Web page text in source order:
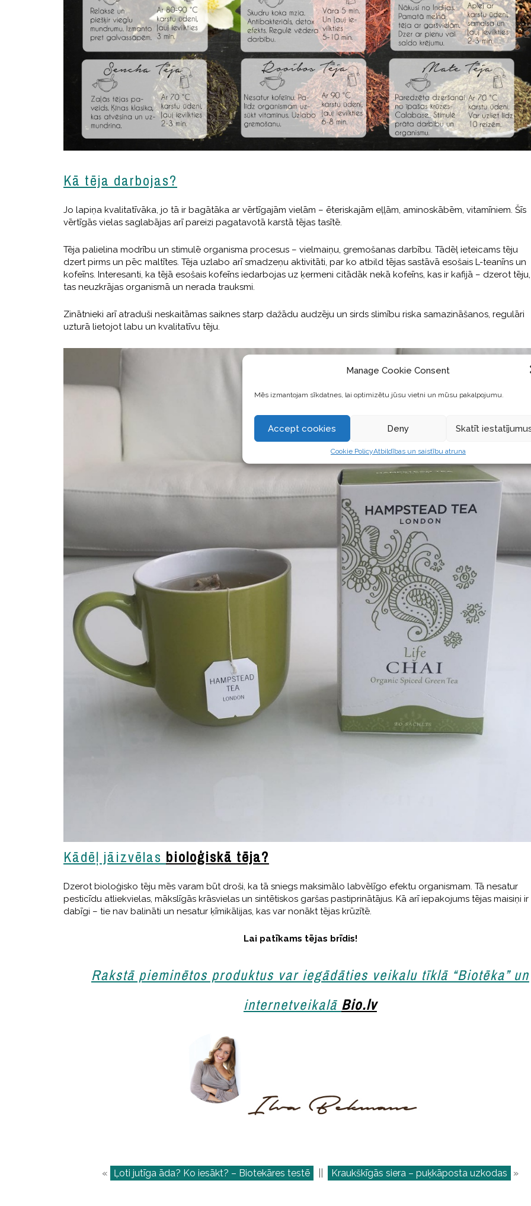
Manage Cookie Consent
Mēs izmantojam sīkdatnes, lai optimizētu jūsu vietni un mūsu pakalpojumu.
Accept cookies Deny Skatīt
Cookie PolicyAtbildības un saistību atruna
Kā tēja darbojas?
Jo lapiņa kvalitatīvāka, jo tā ir bagātāka ar vērtīgajām vielām – ēteriskajām eļļām, aminoskābēm, vitamīniem. Šīs
vērtīgās vielas saglabājas arī pareizi pagatavotā karstā tējas tasītē.
Tēja palielina modrību un stimulē organisma procesus – vielmaiņu, gremošanas darbību. Tādēļ ieteicams tēju
dzert pirms un pēc maltītes. Tēja uzlabo arī smadzeņu aktivitāti, par ko atbild tējas sastāvā esošais L-teanīns un
kofeīns. Interesanti, ka tējā esošais kofeīns iedarbojas uz ķermeni citādāk nekā kofeīns, kas ir kafijā – dzerot tēju,
tas neuzkrājas organismā un nerada trauksmi.
Zinātnieki arī atraduši neskaitāmas saiknes starp dažādu audzēju un sirds slimību riska samazināšanos, regulāri
uzturā lietojot labu un kvalitatīvu tēju.
Kādēļ jāizvēlas bioloģiskā tēja?
Dzerot bioloģisko tēju mēs varam būt droši, ka tā sniegs maksimālo labvēlīgo efektu organismam. Tā nesatur
pesticīdu atliekvielas, mākslīgās krāsvielas un sintētiskos garšas pastiprinātājus. Kā arī iepakojums tējas maisiņi ir
dabīgi – tie nav balināti un nesatur ķīmikālijas, kas var nonākt tējas krūzītē.
Lai patīkams tējas brīdis!
Rakstā pieminētos produktus var iegādāties veikalu tīklā “Biotēka” un
internetveikalā Bio.lv
« Ļoti jutīga āda? Ko iesākt? – Biotekāres testē Kraukškīgās siera – puķkāposta uzkodas »